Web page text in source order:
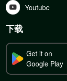
Youtube
下载
Get it on
Google Play